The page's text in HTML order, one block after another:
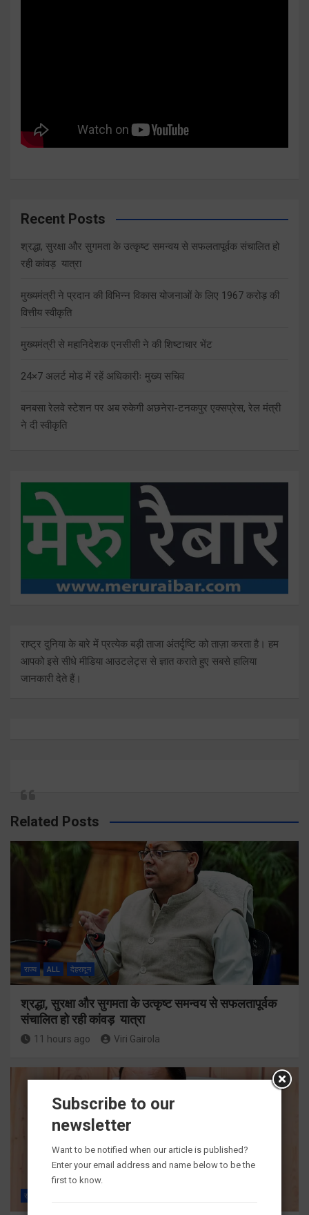
Recent Posts
श्रद्धा, सुरक्षा और सुगमता के उत्कृष्ट समन्वय से सफलतापूर्वक संचालित हो
रही कांवड़ यात्रा
मुख्यमंत्री ने प्रदान की विभिन्न विकास योजनाओं के लिए 1967 करोड़ की
वित्तीय स्वीकृति
मुख्यमंत्री से महानिदेशक एनसीसी ने की शिष्टाचार भेंट
24×7 अलर्ट मोड में रहें अधिकारीः मुख्य सचिव
बनबसा रेलवे स्टेशन पर अब रुकेगी अछनेरा-टनकपुर एक्सप्रेस, रेल मंत्री
ने दी स्वीकृति
राष्ट्र दुनिया के बारे में प्रत्येक बड़ी ताजा अंतर्दृष्टि को ताज़ा करता है। हम
आपको इसे सीधे मीडिया आउटलेट्स से ज्ञात कराते हुए सबसे हालिया
जानकारी देते हैं।
Related Posts
राज्य ALL देहरादून
श्रद्धा, सुरक्षा और सुगमता के उत्कृष्ट समन्वय से सफलतापूर्वक
संचालित हो रही कांवड़ यात्रा
11 hours ago Viri Gairola
राज्य
Subscribe to our
newsletter
Want to be notified when our article is published?
Enter your email address and name below to be the
first to know.